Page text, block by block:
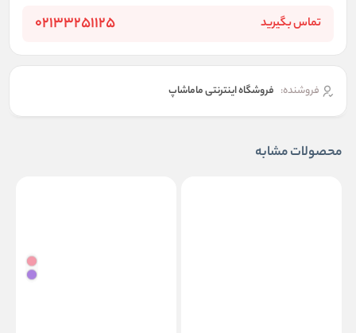
تماس بگیرید 02133251125
فروشنده: فروشگاه اینترنتی ماماشاپ
محصولات مشابه